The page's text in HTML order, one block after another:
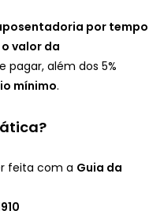
por tempo
valor da
pagar, além dos 5%
mínimo.
feita com a Guia da